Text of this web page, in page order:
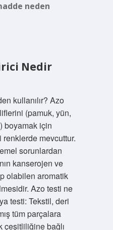
neden
Nedir
kullanılır? Azo
(pamuk, yün,
boyamak için
renklerde mevcuttur.
sorunlardan
kanserojen ve
olabilen aromatik
Azo testi ne
testi: Tekstil, deri
tüm parçalara
çeşitliliğine bağlı